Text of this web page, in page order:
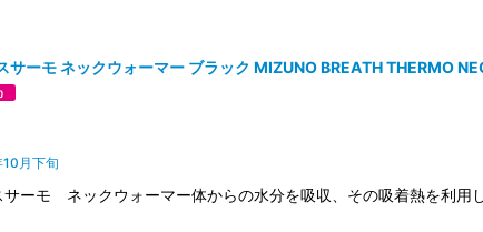
サーモ ネックウォーマー ブラック MIZUNO BREATH THERMO
月下旬
ーモ ネックウォーマー体からの水分を吸収、その吸着熱を利用